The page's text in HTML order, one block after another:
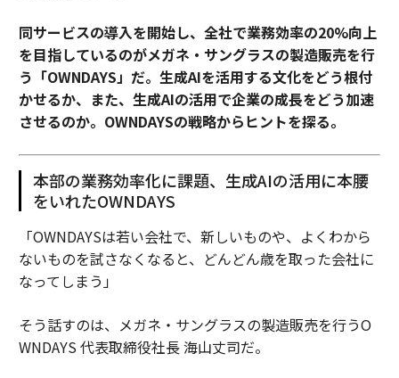
同サービスの導入を開始し、全社で業務効率の20%向上
を目指しているのがメガネ・サングラスの製造販売を行
う「OWNDAYS」だ。生成AIを活用する文化をどう根付
かせるか、また、生成AIの活用で企業の成長をどう加速
させるのか。OWNDAYSの戦略からヒントを探る。
本部の業務効率化に課題、生成AIの活用に本腰
をいれたOWNDAYS
「OWNDAYSは若い会社で、新しいものや、よくわから
ないものを試さなくなると、どんどん歳を取った会社に
なってしまう」
そう話すのは、メガネ・サングラスの製造販売を行うO
WNDAYS 代表取締役社長 海山丈司だ。